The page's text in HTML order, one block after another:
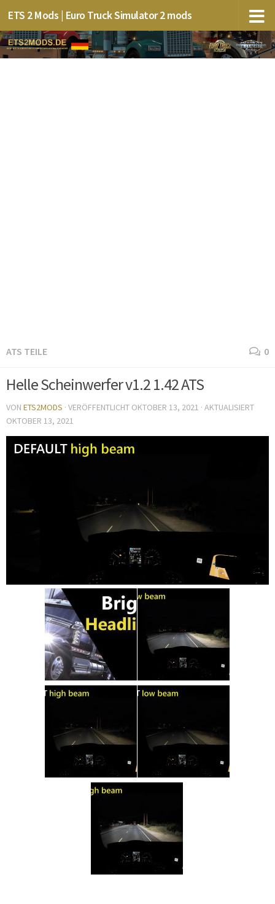
ETS 2 Mods | Euro Truck Simulator 2 mods
ATS TEILE 0
Helle Scheinwerfer v1.2 1.42 ATS
VON ETS2MODS · VERÖFFENTLICHT OKTOBER 13, 2021 · AKTUALISIERT
OKTOBER 13, 2021